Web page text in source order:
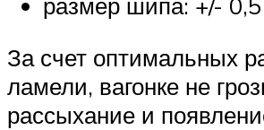
размер шипа: +/-
За счет оптимальных
ламели, вагонке не
рассыхание и